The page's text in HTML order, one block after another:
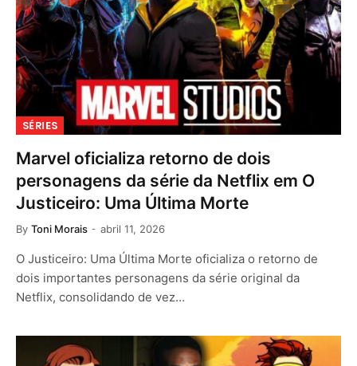
SÉRIES
Marvel oficializa retorno de dois
personagens da série da Netflix em O
Justiceiro: Uma Última Morte
By Toni Morais abril 11, 2026
O Justiceiro: Uma Última Morte oficializa o retorno de
dois importantes personagens da série original da
Netflix, consolidando de vez…